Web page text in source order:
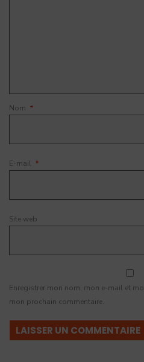
Nom *
E-mail *
Site web
Enregistrer mon nom, mon e-mail et
mon prochain commentaire.